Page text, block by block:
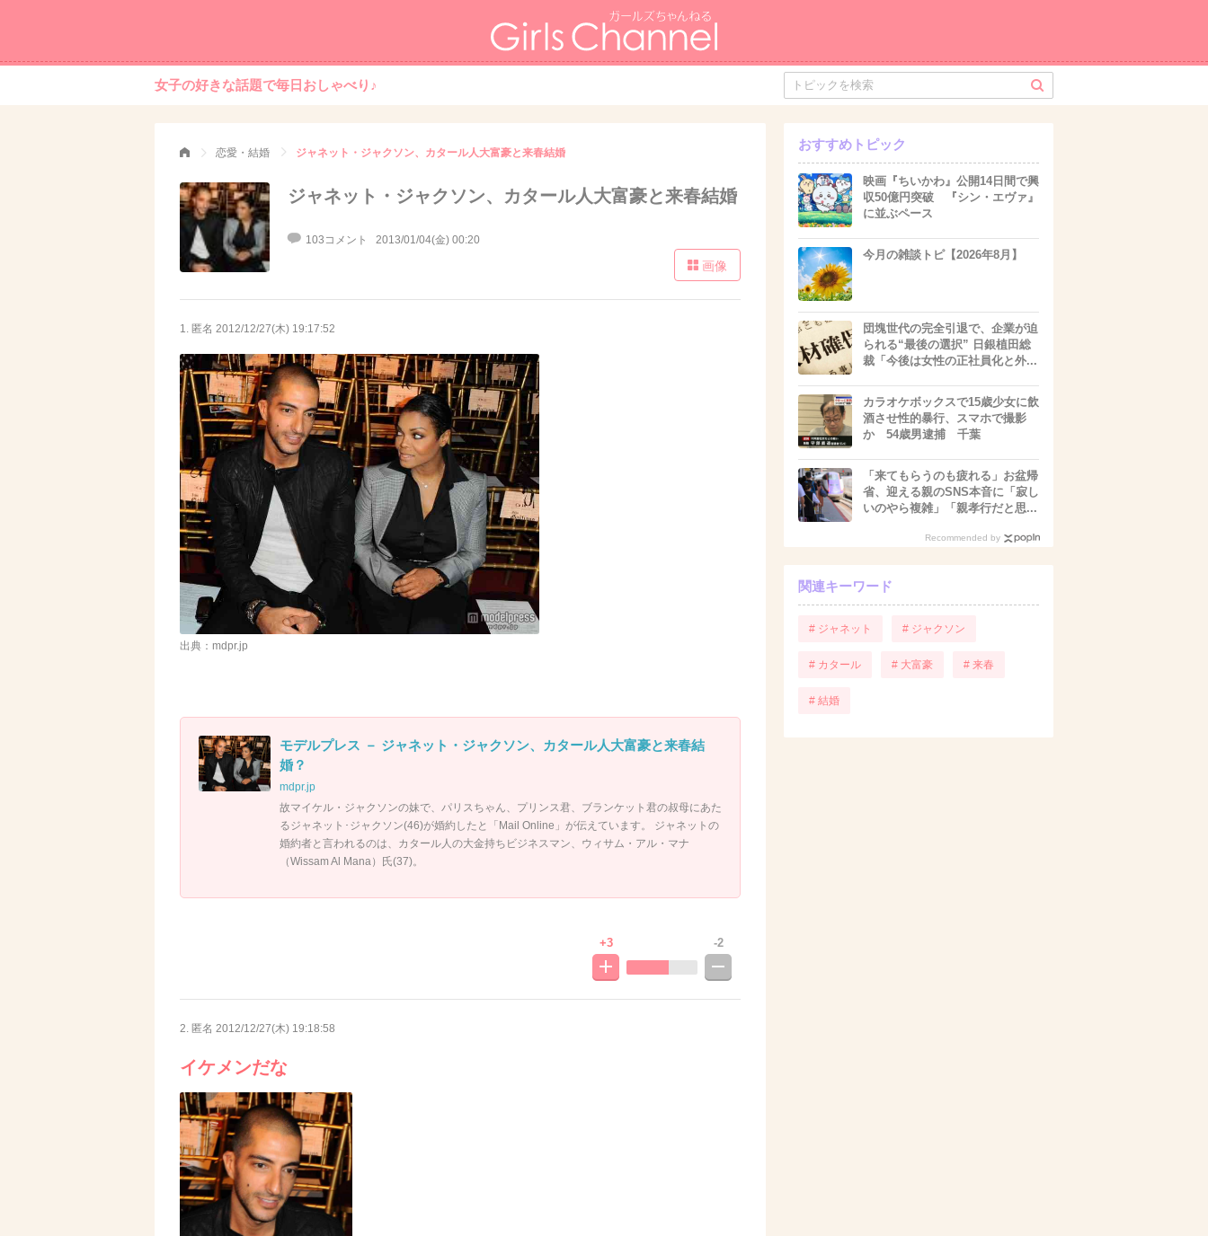
女子の好きな話題で毎日おしゃべり♪
恋愛・結婚 ジャネット・ジャクソン、カタール人大富豪と来春結婚
ジャネット・ジャクソン、カタール人大富豪と来春結婚
103コメント 2013/01/04(金) 00:20
画像
1. 匿名 2012/12/27(木) 19:17:52
出典：mdpr.jp
モデルプレス － ジャネット・ジャクソン、カタール人大富豪と来春結
婚？
mdpr.jp
故マイケル・ジャクソンの妹で、パリスちゃん、プリンス君、ブランケット君の叔母にあた
るジャネット･ジャクソン(46)が婚約したと「Mail Online」が伝えています。 ジャネットの
婚約者と言われるのは、カタール人の大金持ちビジネスマン、ウィサム・アル・マナ
（Wissam Al Mana）氏(37)。
+3 -2
2. 匿名 2012/12/27(木) 19:18:58
イケメンだな
おすすめトピック
映画『ちいかわ』公開14日間で興
収50億円突破 『シン・エヴァ』
に並ぶペース
今月の雑談トピ【2026年8月】
団塊世代の完全引退で、企業が迫
られる“最後の選択” 日銀植田総
裁「今後は女性の正社員化と外...
カラオケボックスで15歳少女に飲
酒させ性的暴行、スマホで撮影
か 54歳男逮捕 千葉
「来てもらうのも疲れる」お盆帰
省、迎える親のSNS本音に「寂し
いのやら複雑」「親孝行だと思...
Recommended by
関連キーワード
# ジャネット # ジャクソン
# カタール # 大富豪 # 来春
# 結婚